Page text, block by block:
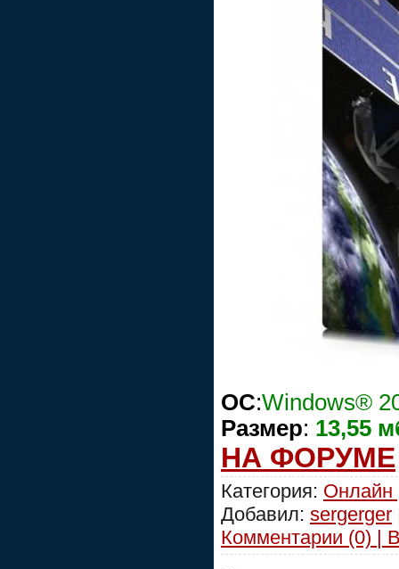
OC:Windows®
Размер: 13,55
НА ФОРУМЕ
Категория: Онлайн
Добавил: sergerger
Комментарии (0) |